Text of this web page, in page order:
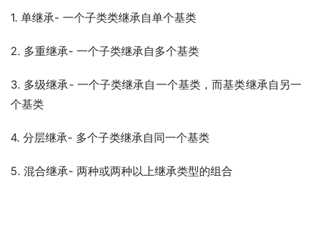
1. 单继承- 一个子类类继承自单个基类
2. 多重继承- 一个子类继承自多个基类
3. 多级继承- 一个子类继承自一个基类，而基类继承自另一
个基类
4. 分层继承- 多个子类继承自同一个基类
5. 混合继承- 两种或两种以上继承类型的组合